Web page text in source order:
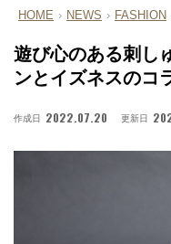
HOME › NEWS › FASHION
遊び心のある刺し
ンとイズネスのコ
作成日 2022.07.20 更新日